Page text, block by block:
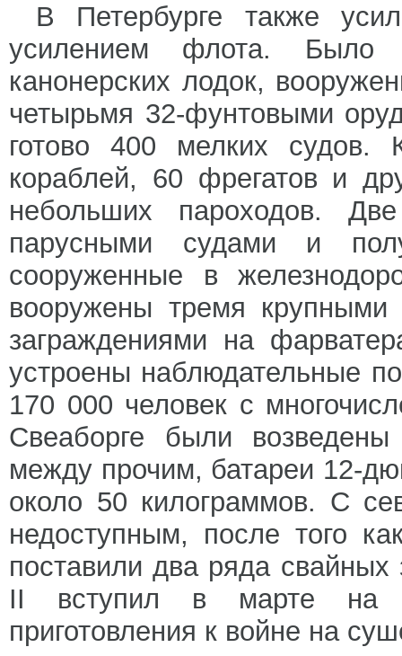
В Петербурге также
усилением флота. Было
канонерских лодок,
четырьмя 32-фунтовыми
готово 400 мелких судов.
кораблей, 60 фрегатов и
небольших пароходов.
парусными судами и
сооруженные в
вооружены тремя
заграждениями на
устроены наблюдательные
170 000 человек с
Свеаборге были
между прочим, батареи 12-
около 50 килограммов. С
недоступным, после того
поставили два ряда
II вступил в марте на
приготовления к войне на